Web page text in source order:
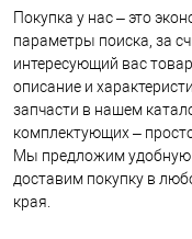
Покупка у нас – это
параметры поиска, за
интересующий вас
описание и
запчасти в нашем
комплектующих –
Мы предложим удобную
доставим покупку в
края.